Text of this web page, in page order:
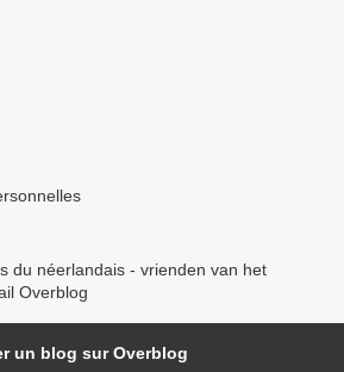
du néerlandais - vrienden van het
Overblog
un blog sur Overblog